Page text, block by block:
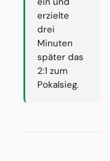
erzielte
drei
Minuten
später das
2:1 zum
Pokalsieg.